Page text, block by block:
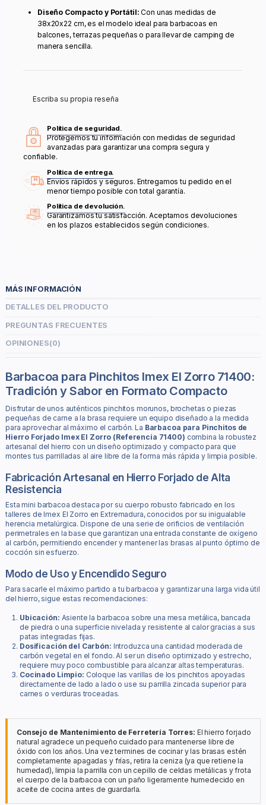
Diseño Compacto y Portátil: Con unas medidas de
38x20x22 cm, es el modelo ideal para barbacoas en
balcones, terrazas pequeñas o para llevar de camping de
manera sencilla.
Escriba su propia reseña
Política de seguridad.
Protegemos tu información con medidas de seguridad
avanzadas para garantizar una compra segura y
confiable.
Política de entrega.
Envíos rápidos y seguros. Entregamos tu pedido en el
menor tiempo posible con total garantía.
Política de devolución.
Garantizamos tu satisfacción. Aceptamos devoluciones
en los plazos establecidos según condiciones.
MÁS INFORMACIÓN
DETALLES DEL PRODUCTO
PREGUNTAS FRECUENTES
OPINIONES(0)
Barbacoa para Pinchitos Imex El Zorro 71400:
Tradición y Sabor en Formato Compacto
Disfrutar de unos auténticos pinchitos morunos, brochetas o piezas
pequeñas de carne a la brasa requiere un equipo diseñado a la medida
para aprovechar al máximo el carbón. La Barbacoa para Pinchitos de
Hierro Forjado Imex El Zorro (Referencia 71400) combina la robustez
artesanal del hierro con un diseño optimizado y compacto para que
montes tus parrilladas al aire libre de la forma más rápida y limpia posible.
Fabricación Artesanal en Hierro Forjado de Alta
Resistencia
Esta mini barbacoa destaca por su cuerpo robusto fabricado en los
talleres de Imex El Zorro en Extremadura, conocidos por su inigualable
herencia metalúrgica. Dispone de una serie de orificios de ventilación
perimetrales en la base que garantizan una entrada constante de oxígeno
al carbón, permitiendo encender y mantener las brasas al punto óptimo de
cocción sin esfuerzo.
Modo de Uso y Encendido Seguro
Para sacarle el máximo partido a tu barbacoa y garantizar una larga vida útil
del hierro, sigue estas recomendaciones:
Ubicación: Asiente la barbacoa sobre una mesa metálica, bancada
de piedra o una superficie nivelada y resistente al calor gracias a sus
patas integradas fijas.
Dosificación del Carbón: Introduzca una cantidad moderada de
carbón vegetal en el fondo. Al ser un diseño optimizado y estrecho,
requiere muy poco combustible para alcanzar altas temperaturas.
Cocinado Limpio: Coloque las varillas de los pinchitos apoyadas
directamente de lado a lado o use su parrilla zincada superior para
carnes o verduras troceadas.
Consejo de Mantenimiento de Ferretería Torres: El hierro forjado
natural agradece un pequeño cuidado para mantenerse libre de
óxido con los años. Una vez termines de cocinar y las brasas estén
completamente apagadas y frías, retira la ceniza (ya que retiene la
humedad), limpia la parrilla con un cepillo de celdas metálicas y frota
el cuerpo de la barbacoa con un paño ligeramente humedecido en
aceite de cocina antes de guardarla.